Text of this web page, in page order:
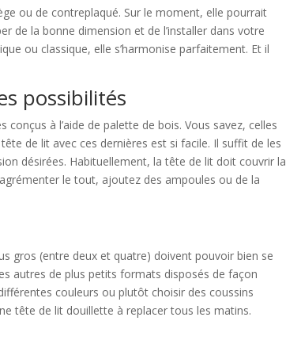
ou de contreplaqué. Sur le moment, elle pourrait
de la bonne dimension et de l’installer dans votre
ou classique, elle s’harmonise parfaitement. Et il
possibilités
à l’aide de palette de bois. Vous savez, celles
de lit avec ces dernières est si facile. Il suffit de les
désirées. Habituellement, la tête de lit doit couvrir la
le tout, ajoutez des ampoules ou de la
gros (entre deux et quatre) doivent pouvoir bien se
autres de plus petits formats disposés de façon
couleurs ou plutôt choisir des coussins
tête de lit douillette à replacer tous les matins.